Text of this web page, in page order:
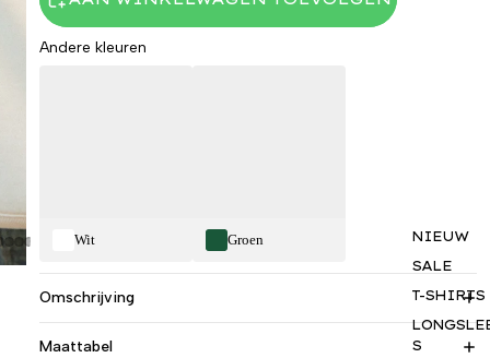
NIEUW
SALE
T-SHIRTS
S
Andere kleuren
Wit Groen
Omschrijving
Maattabel